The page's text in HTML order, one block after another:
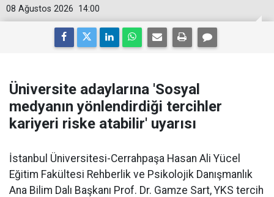
14:00
08 Ağustos 2026
Üniversite adaylarına 'Sosyal
medyanın yönlendirdiği tercihler
kariyeri riske atabilir' uyarısı
İstanbul Üniversitesi-Cerrahpaşa Hasan Ali Yücel
Eğitim Fakültesi Rehberlik ve Psikolojik Danışmanlık
Ana Bilim Dalı Başkanı Prof. Dr. Gamze Sart, YKS tercih